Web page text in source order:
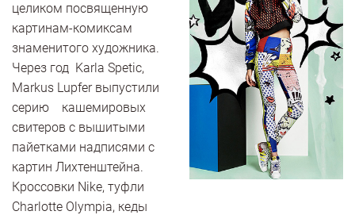
целиком посвященную
картинам-комиксам
знаменитого художника.
Через год Karla Spetic,
Markus Lupfer выпустили
серию кашемировых
свитеров с вышитыми
пайетками надписями с
картин Лихтенштейна.
Кроссовки Nike, туфли
Charlotte Olympia, кеды